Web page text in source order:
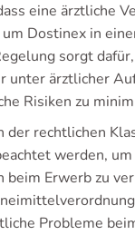
eine ärztliche
Dostinex in
sorgt
unter ärztlicher
Risiken zu
der rechtlichen
werden,
beim Erwerb zu
Probleme